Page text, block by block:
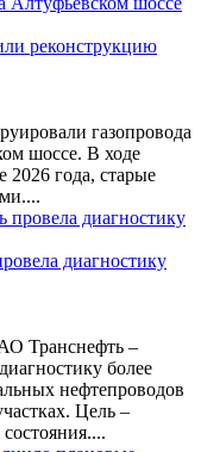
реконструкцию
газопровода
шоссе. В ходе
2026 года, старые
диагностику
Транснефть –
более
нефтепроводов
Цель –